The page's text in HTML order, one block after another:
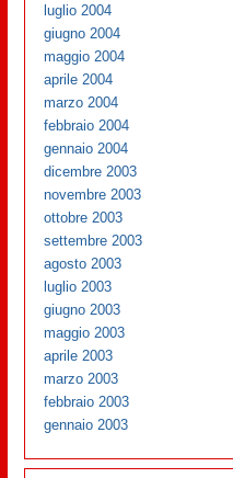
luglio 2004
giugno 2004
maggio 2004
aprile 2004
marzo 2004
febbraio 2004
gennaio 2004
dicembre 2003
novembre 2003
ottobre 2003
settembre 2003
agosto 2003
luglio 2003
giugno 2003
maggio 2003
aprile 2003
marzo 2003
febbraio 2003
gennaio 2003